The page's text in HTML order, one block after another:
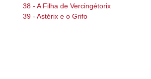
38 - A Filha de Vercingétorix
39 - Astérix e o Grifo